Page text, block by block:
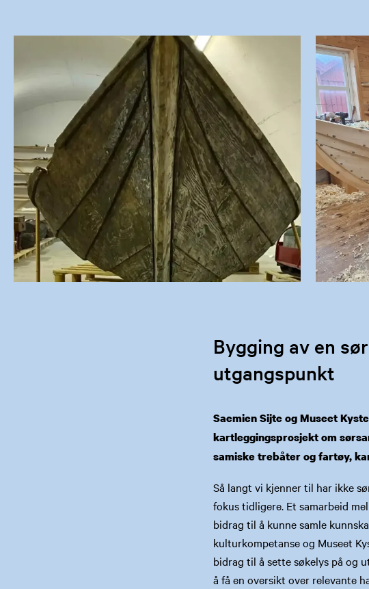
Bygging av en
utgangspunkt
Saemien Sijte og Museet
kartleggingsprosjekt om
samiske trebåter og fartøy,
Så langt vi kjenner til har ikke
fokus tidligere. Et samarbeid
bidrag til å kunne samle
kulturkompetanse og Museet
bidrag til å sette søkelys på og
å få en oversikt over relevante